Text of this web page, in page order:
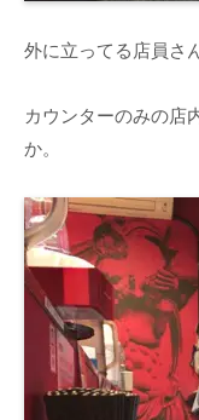
外に立ってる店員さ
カウンターのみの店
か。